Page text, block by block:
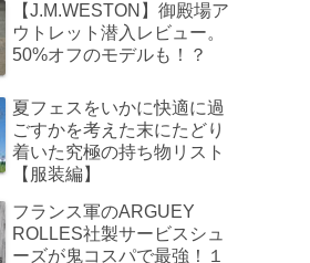
【J.M.WESTON】御殿場ア
ウトレット潜入レビュー。
50%オフのモデルも！？
夏フェスをいかに快適に過
ごすかを考えた末にたどり
着いた究極の持ち物リスト
【服装編】
フランス軍のARGUEY
ROLLES社製サービスシュ
ーズが鬼コスパで最強！１